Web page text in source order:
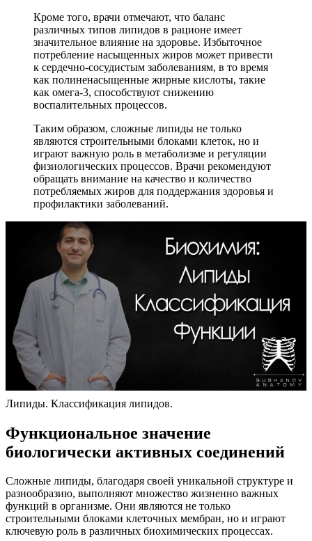
Кроме того, врачи отмечают, что баланс
различных типов липидов в рационе имеет
значительное влияние на здоровье. Избыточное
потребление насыщенных жиров может привести
к сердечно-сосудистым заболеваниям, в то время
как полиненасыщенные жирные кислоты, такие
как омега-3, способствуют снижению
воспалительных процессов.
Таким образом, сложные липиды не только
являются строительными блоками клеток, но и
играют важную роль в метаболизме и регуляции
физиологических процессов. Врачи рекомендуют
обращать внимание на качество и количество
потребляемых жиров для поддержания здоровья и
профилактики заболеваний.
Липиды. Классификация липидов.
Функциональное значение
биологически активных соединений
Сложные липиды, благодаря своей уникальной структуре и
разнообразию, выполняют множество жизненно важных
функций в организме. Они являются не только
строительными блоками клеточных мембран, но и играют
ключевую роль в различных биохимических процессах.